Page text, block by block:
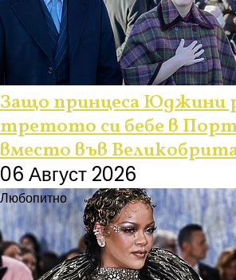
Защо принцеса Юджини
третото си бебе в
вместо във
06 Август 2026
Любопитно